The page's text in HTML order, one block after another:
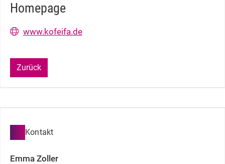
Homepage
www.kofeifa.de
Zurück
Kontakt
Emma Zoller